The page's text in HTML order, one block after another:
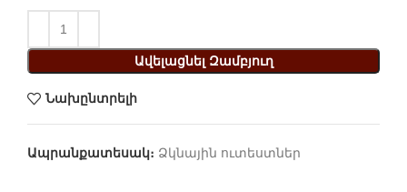
Ավելացնել Զամբյուղ
Նախընտրելի
Ապրանքատեսակ։ Ձկնային ուտեստներ